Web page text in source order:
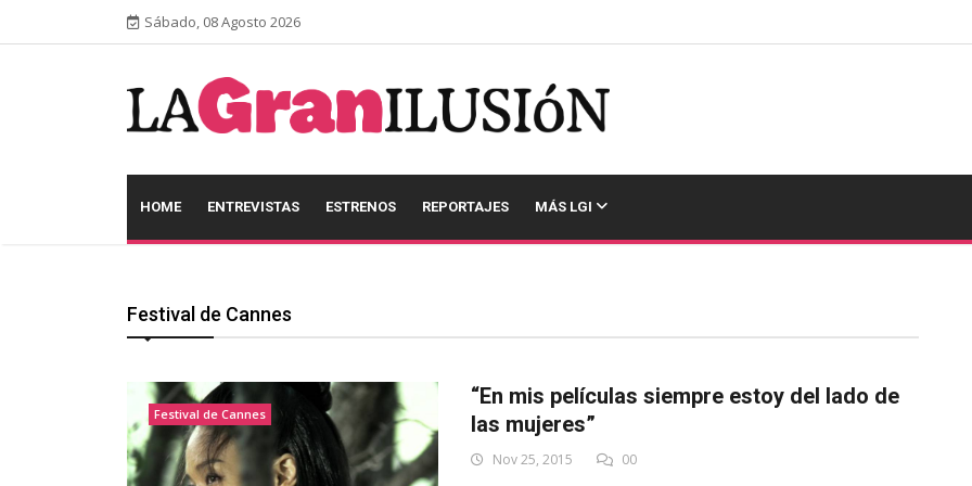
Sábado, 08 Agosto 2026
HOME ENTREVISTAS ESTRENOS REPORTAJES MÁS LGI
Festival de Cannes
Festival de Cannes
“En mis películas siempre estoy del lado de
las mujeres”
Nov 25, 2015 00